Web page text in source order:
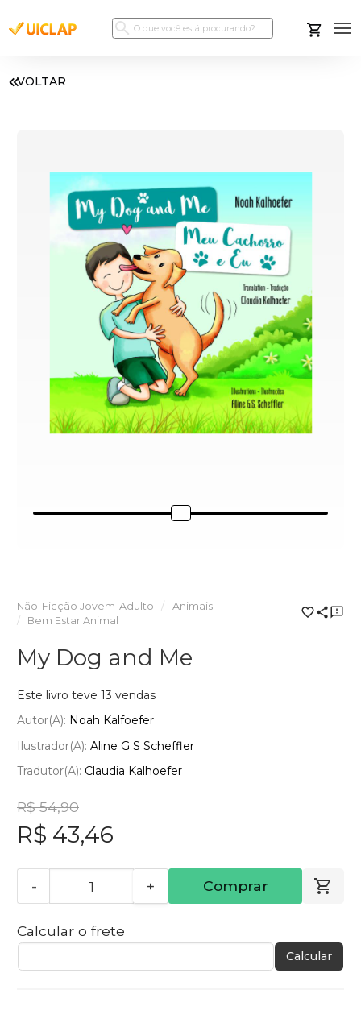
VOLTAR
Não-Ficção Jovem-Adulto
Animais
Bem Estar Animal
My Dog and Me
Este livro teve 13 vendas
Autor(a): Noah Kalfoefer
Ilustrador(a): Aline G S Scheffler
Tradutor(a): Claudia Kalhoefer
R$ 54,90
R$ 43,46
- + Comprar
Calcular o frete
Calcular